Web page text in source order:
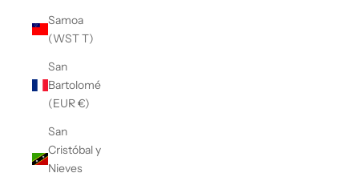
Samoa
(WST T)
San
Bartolomé
(EUR €)
San
Cristóbal y
Nieves